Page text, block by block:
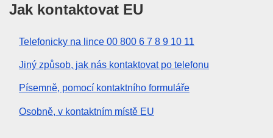
Jak kontaktovat EU
Telefonicky na lince 00 800 6 7 8 9 10 11
Jiný způsob, jak nás kontaktovat po telefonu
Písemně, pomocí kontaktního formuláře
Osobně, v kontaktním místě EU